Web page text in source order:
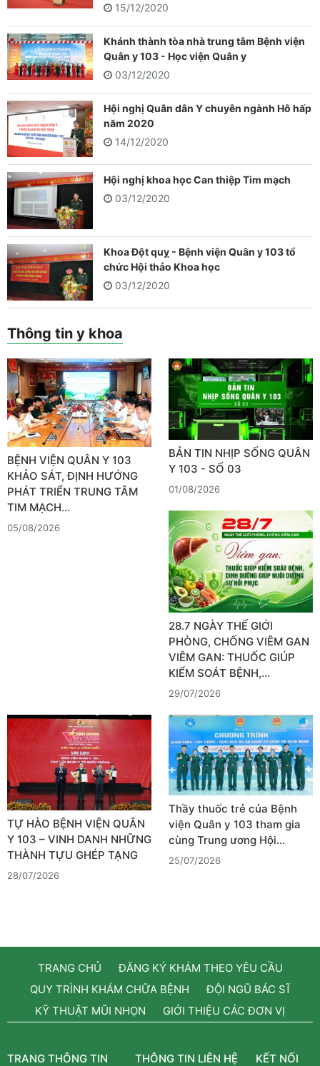
15/12/2020
Khánh thành tòa nhà trung tâm Bệnh viện
Quân y 103 - Học viện Quân y
03/12/2020
Hội nghị Quân dân Y chuyên ngành Hô hấp
năm 2020
14/12/2020
Hội nghị khoa học Can thiệp Tim mạch
03/12/2020
Khoa Đột quỵ - Bệnh viện Quân y 103 tổ
chức Hội thảo Khoa học
03/12/2020
Thông tin y khoa
BỆNH VIỆN QUÂN Y 103
KHẢO SÁT, ĐỊNH HƯỚNG
PHÁT TRIỂN TRUNG TÂM
TIM MẠCH…
05/08/2026
BẢN TIN NHỊP SỐNG QUÂN
Y 103 - SỐ 03
01/08/2026
28.7 NGÀY THẾ GIỚI
PHÒNG, CHỐNG VIÊM GAN
VIÊM GAN: THUỐC GIÚP
KIỂM SOÁT BỆNH,…
29/07/2026
TỰ HÀO BỆNH VIỆN QUÂN
Y 103 – VINH DANH NHỮNG
THÀNH TỰU GHÉP TẠNG
28/07/2026
Thầy thuốc trẻ của Bệnh
viện Quân y 103 tham gia
cùng Trung ương Hội…
25/07/2026
TRANG CHỦ
ĐĂNG KÝ KHÁM THEO YÊU CẦU
QUY TRÌNH KHÁM CHỮA BỆNH
ĐỘI NGŨ BÁC SĨ
KỸ THUẬT MŨI NHỌN
GIỚI THIỆU CÁC ĐƠN VỊ
TRANG THÔNG TIN THÔNG TIN LIÊN HỆ KẾT NỐI